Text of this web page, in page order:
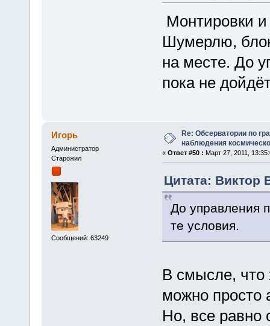
Монтировки
Шумерлю,
на месте. До
пока не
Игорь
Администратор
Старожил
Сообщений: 63249
Re: Обсерватории по
наблюдения
« Ответ #50 : Март 27, 2011,
Цитата: Виктор
До управления
те условия.
В смысле, что
можно просто
Но, все равно